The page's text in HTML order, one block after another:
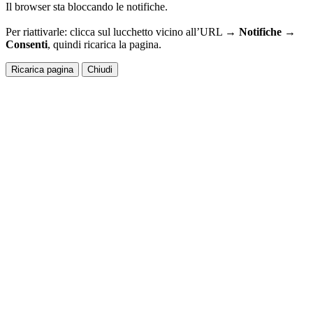
Il browser sta bloccando le notifiche.
Per riattivarle: clicca sul lucchetto vicino all’URL → Notifiche →
Consenti, quindi ricarica la pagina.
Ricarica pagina Chiudi